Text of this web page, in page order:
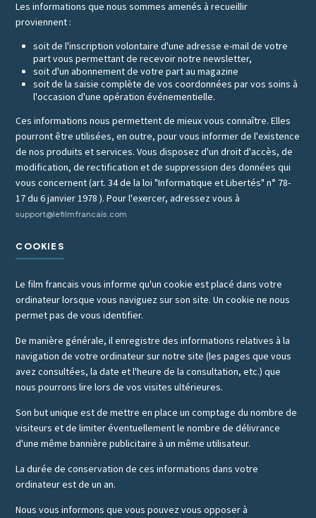
Les informations que nous sommes amenés à recueillir
proviennent :
soit de l'inscription volontaire d'une adresse e-mail de votre
part vous permettant de recevoir notre newsletter,
soit d'un abonnement de votre part au magazine
soit de la saisie complète de vos coordonnées par vos soins à
l'occasion d'une opération événementielle.
Ces informations nous permettent de mieux vous connaître. Elles
pourront être utilisées, en outre, pour vous informer de l'existence
de nos produits et services. Vous disposez d'un droit d'accès, de
modification, de rectification et de suppression des données qui
vous concernent (art. 34 de la loi "Informatique et Libertés" n° 78-
17 du 6 janvier 1978 ). Pour l'exercer, adressez vous à
support@lefilmfrancais.com
COOKIES
Le film francais vous informe qu'un cookie est placé dans votre
ordinateur lorsque vous naviguez sur son site. Un cookie ne nous
permet pas de vous identifier.
De manière générale, il enregistre des informations relatives à la
navigation de votre ordinateur sur notre site (les pages que vous
avez consultées, la date et l'heure de la consultation, etc.) que
nous pourrons lire lors de vos visites ultérieures.
Son but unique est de mettre en place un comptage du nombre de
visiteurs et de limiter éventuellement le nombre de délivrance
d'une même bannière publicitaire à un même utilisateur.
La durée de conservation de ces informations dans votre
ordinateur est de un an.
Nous vous informons que vous pouvez vous opposer à